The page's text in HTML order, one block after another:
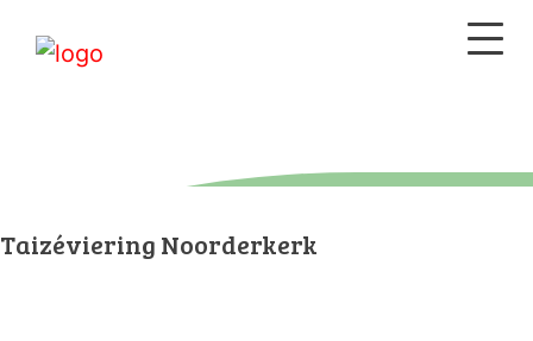
Taizéviering Noorderkerk